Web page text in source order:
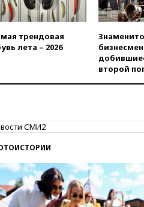
трендовая
лета – 2026
второй
СМИ2